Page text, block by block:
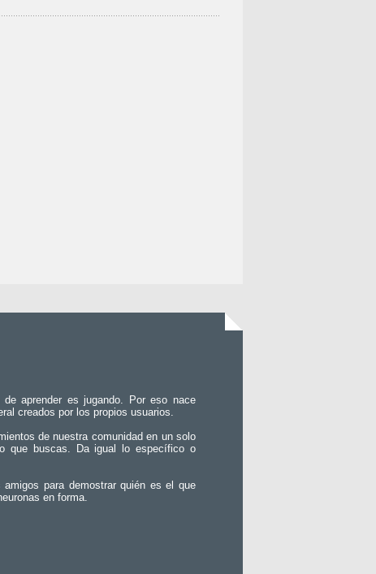
aprender es jugando. Por eso nace
creados por los propios usuarios.
de nuestra comunidad en un solo
que buscas. Da igual lo específico o
para demostrar quién es el que
en forma.